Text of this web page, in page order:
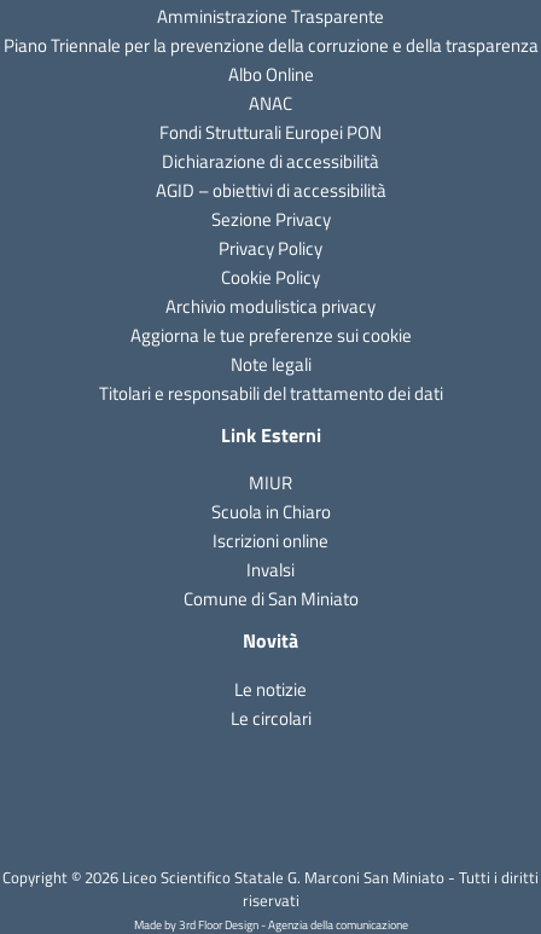
Amministrazione Trasparente
Piano Triennale per la prevenzione della corruzione e della trasparenza
Albo Online
ANAC
Fondi Strutturali Europei PON
Dichiarazione di accessibilità
AGID – obiettivi di accessibilità
Sezione Privacy
Privacy Policy
Cookie Policy
Archivio modulistica privacy
Aggiorna le tue preferenze sui cookie
Note legali
Titolari e responsabili del trattamento dei dati
Link Esterni
MIUR
Scuola in Chiaro
Iscrizioni online
Invalsi
Comune di San Miniato
Novità
Le notizie
Le circolari
Copyright © 2026 Liceo Scientifico Statale G. Marconi San Miniato - Tutti i diritti
riservati
Made by 3rd Floor Design - Agenzia della comunicazione